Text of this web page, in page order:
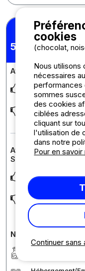
5,33 /10
Jean-
Posté le 21/
Séjour : 11/
Avis sur le camping :
La piscine reste
Tente liege dans
propre et nous
Avis sur
Samedi)
L’emplacement qui
Comme dit plus
l’arrivée. Le bois
Notes détaillées du
Propreté
Continuer
cookies
(chocolat,
Nous
nécessaires
performances
sommes
des cookies
ciblées
cliquant sur
l'utilisation de
dans notre
Pour en